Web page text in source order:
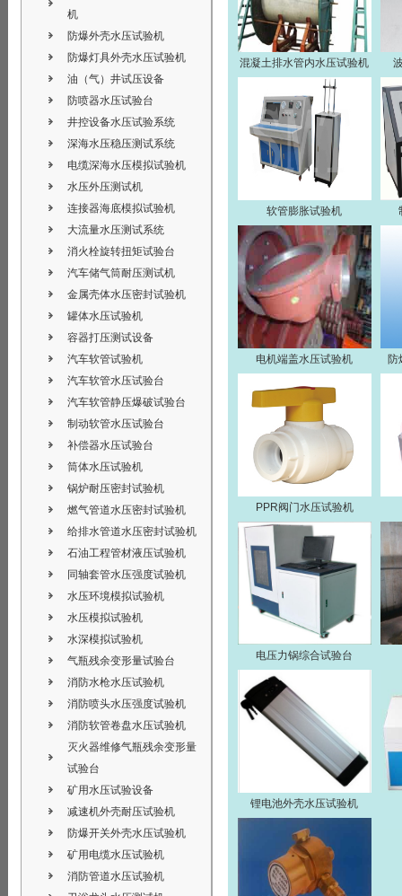
机
防爆外壳水压试验机
防爆灯具外壳水压试验机
油（气）井试压设备
防喷器水压试验台
井控设备水压试验系统
深海水压稳压测试系统
电缆深海水压模拟试验机
水压外压测试机
连接器海底模拟试验机
大流量水压测试系统
消火栓旋转扭矩试验台
汽车储气筒耐压测试机
金属壳体水压密封试验机
罐体水压试验机
容器打压测试设备
汽车软管试验机
汽车软管水压试验台
汽车软管静压爆破试验台
制动软管水压试验台
补偿器水压试验台
筒体水压试验机
锅炉耐压密封试验机
燃气管道水压密封试验机
给排水管道水压密封试验机
石油工程管材液压试验机
同轴套管水压强度试验机
水压环境模拟试验机
水压模拟试验机
水深模拟试验机
气瓶残余变形量试验台
消防水枪水压试验机
消防喷头水压强度试验机
消防软管卷盘水压试验机
灭火器维修气瓶残余变形量
试验台
矿用水压试验设备
减速机外壳耐压试验机
防爆开关外壳水压试验机
矿用电缆水压试验机
消防管道水压试验机
混凝土排水管内水压试验机
软管膨胀试验机
电机端盖水压试验机 防
PPR阀门水压试验机
电压力锅综合试验台
锂电池外壳水压试验机